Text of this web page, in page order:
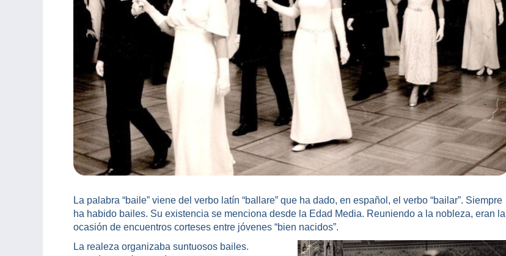
La palabra “baile” viene del verbo latín “ballare” que ha dado, en español, el verbo “bailar”. Siempre
ha habido bailes. Su existencia se menciona desde la Edad Media. Reuniendo a la nobleza, eran la
ocasión de encuentros corteses entre jóvenes “bien nacidos”.
La realeza organizaba suntuosos bailes.